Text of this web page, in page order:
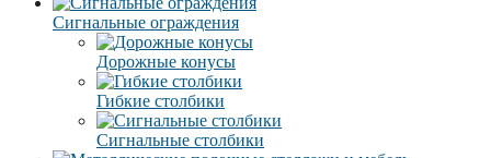
Сигнальные ограждения
Дорожные конусы
Гибкие столбики
Сигнальные столбики